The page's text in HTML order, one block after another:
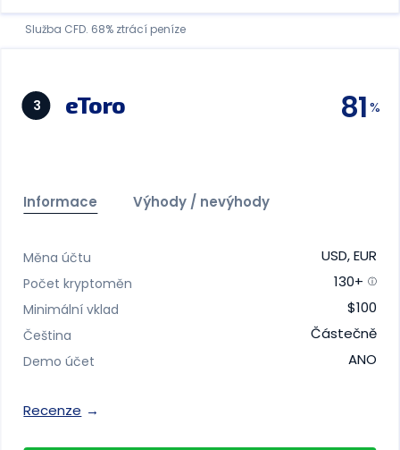
Služba CFD. 68% ztrácí peníze
3 eToro 81
Informace Výhody / nevýhody
Měna účtu USD, EUR
Počet kryptoměn 130+
Minimální vklad $100
Čeština Částečně
Demo účet ANO
Recenze